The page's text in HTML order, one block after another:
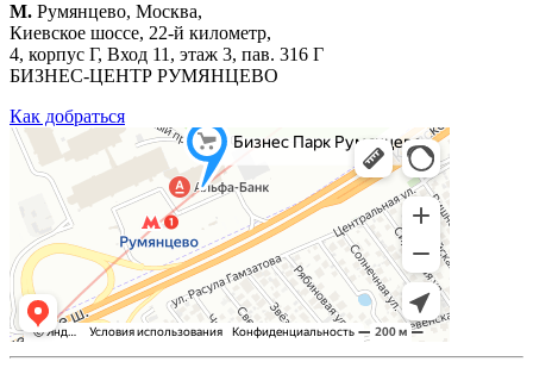
М. Румянцево, Москва,
Киевское шоссе, 22-й километр,
4, корпус Г, Вход 11, этаж 3, пав. 316 Г
БИЗНЕС-ЦЕНТР РУМЯНЦЕВО
Как добраться